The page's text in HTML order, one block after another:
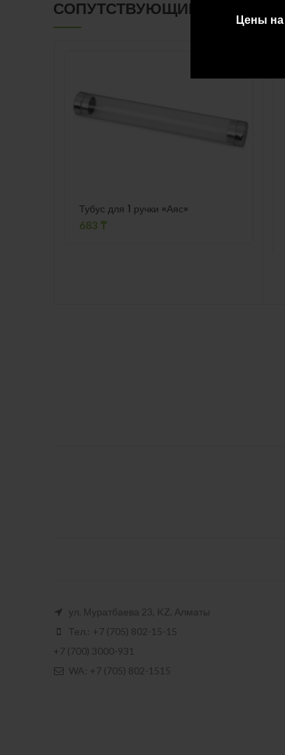
Цены на
СОПУТСТВУЮЩИЕ ТОВАРЫ
Тубус для 1 ручки «Аяс»
683 ₸
ул. Муратбаева 23, KZ, Алматы
Тел.: +7 (705) 802-15-15
+7 (700) 3000-931
WA: +7 (705) 802-1515